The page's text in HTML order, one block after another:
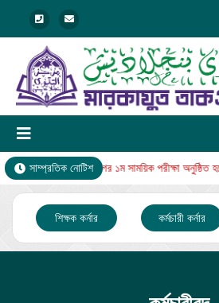
সাম্প্রতিক নোটিশ
থেকে নুরানি বিভাগের ১ম সাময়িক পরীক্ষা
শিক্ষক কর্নার কর্মচারী কর্নার